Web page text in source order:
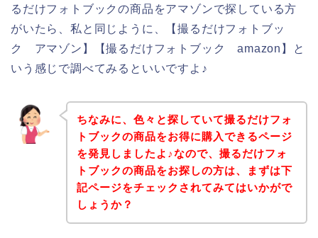
るだけフォトブックの商品をアマゾンで探している方
がいたら、私と同じように、【撮るだけフォトブッ
ク アマゾン】【撮るだけフォトブック amazon】と
いう感じで調べてみるといいですよ♪
ちなみに、色々と探していて撮るだけフォ
トブックの商品をお得に購入できるページ
を発見しましたよ♪なので、撮るだけフォ
トブックの商品をお探しの方は、まずは下
記ページをチェックされてみてはいかがで
しょうか？